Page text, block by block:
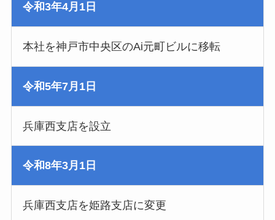
令和3年4月1日
本社を神戸市中央区のAi元町ビルに移転
令和5年7月1日
兵庫西支店を設立
令和8年3月1日
兵庫西支店を姫路支店に変更